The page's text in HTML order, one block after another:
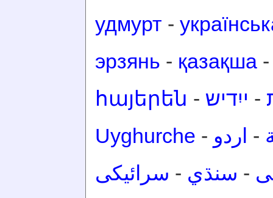
удмурт -
эрзянь - қазақша
հայերեն - ייִדיש -
Uyghurche - اردو -
سرائیکی - سنڌي -